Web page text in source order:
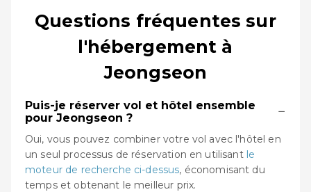
Questions fréquentes sur
l'hébergement à
Jeongseon
Puis-je réserver vol et hôtel ensemble
pour Jeongseon ?
−
Oui, vous pouvez combiner votre vol avec l'hôtel en
un seul processus de réservation en utilisant le
moteur de recherche ci-dessus, économisant du
temps et obtenant le meilleur prix.